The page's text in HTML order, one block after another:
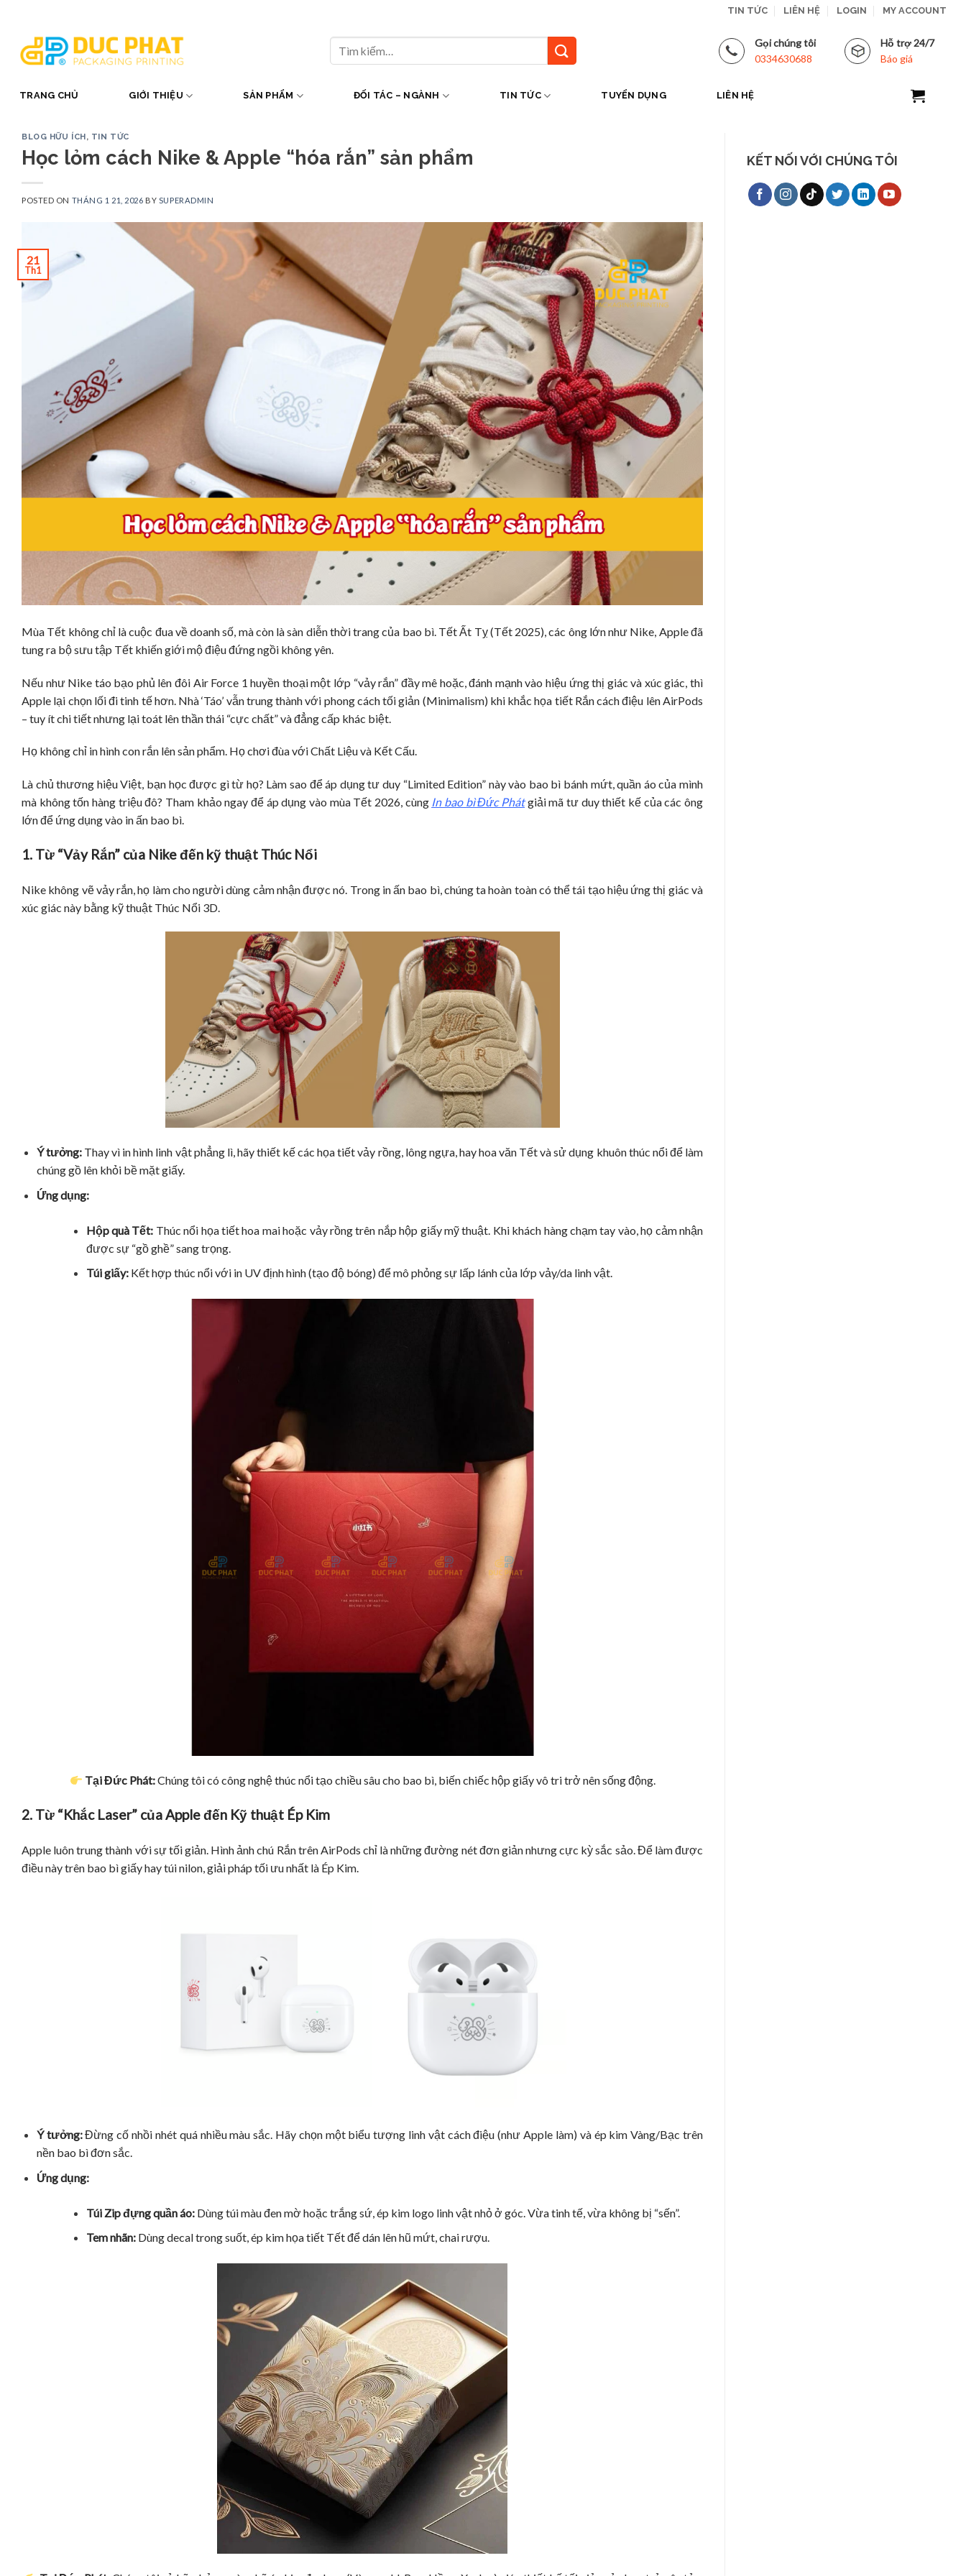
content
TIN TỨC LIÊN HỆ LOGIN MY ACCOUNT
kiếm:
Gọi chúng tôi
0334630688
Hỗ trợ 24/7
Báo giá
TRANG CHỦ GIỚI THIỆU SẢN PHẨM ĐỐI TÁC – NGÀNH TIN TỨC TUYỂN DỤNG LIÊN HỆ
BLOG HỮU ÍCH, TIN TỨC
Học lỏm cách Nike & Apple “hóa rắn” sản phẩm
POSTED ON THÁNG 1 21, 2026 BY SUPERADMIN
21
Th1
Mùa Tết không chỉ là cuộc đua về doanh số, mà còn là sàn diễn thời trang của bao bì. Tết Ất Tỵ (Tết 2025), các ông lớn như Nike, Apple đã
tung ra bộ sưu tập Tết khiến giới mộ điệu đứng ngồi không yên.
Nếu như Nike táo bạo phủ lên đôi Air Force 1 huyền thoại một lớp “vảy rắn” đầy mê hoặc, đánh mạnh vào hiệu ứng thị giác và xúc giác, thì
Apple lại chọn lối đi tinh tế hơn. Nhà ‘Táo’ vẫn trung thành với phong cách tối giản (Minimalism) khi khắc họa tiết Rắn cách điệu lên AirPods
– tuy ít chi tiết nhưng lại toát lên thần thái “cực chất” và đẳng cấp khác biệt.
Họ không chỉ in hình con rắn lên sản phẩm. Họ chơi đùa với Chất Liệu và Kết Cấu.
Là chủ thương hiệu Việt, bạn học được gì từ họ? Làm sao để áp dụng tư duy “Limited Edition” này vào bao bì bánh mứt, quần áo của mình
mà không tốn hàng triệu đô? Tham khảo ngay để áp dụng vào mùa Tết 2026, cùng In bao bì Đức Phátgiải mã tư duy thiết kế của các ông
lớn để ứng dụng vào in ấn bao bì.
1. Từ “Vảy Rắn” của Nike đến kỹ thuật Thúc Nổi
Nike không vẽ vảy rắn, họ làm cho người dùng cảm nhận được nó. Trong in ấn bao bì, chúng ta hoàn toàn có thể tái tạo hiệu ứng thị giác và
xúc giác này bằng kỹ thuật Thúc Nổi 3D.
Ý tưởng:Thay vì in hình linh vật phẳng lì, hãy thiết kế các họa tiết vảy rồng, lông ngựa, hay hoa văn Tết và sử dụng khuôn thúc nổi để làm
chúng gồ lên khỏi bề mặt giấy.
Ứng dụng:
Hộp quà Tết: Thúc nổi họa tiết hoa mai hoặc vảy rồng trên nắp hộp giấy mỹ thuật. Khi khách hàng chạm tay vào, họ cảm nhận
được sự “gồ ghề” sang trọng.
Túi giấy:Kết hợp thúc nổi với in UV định hình (tạo độ bóng) để mô phỏng sự lấp lánh của lớp vảy/da linh vật.
Tại Đức Phát:Chúng tôi có công nghệ thúc nổi tạo chiều sâu cho bao bì, biến chiếc hộp giấy vô tri trở nên sống động.
2. Từ “Khắc Laser” của Apple đến Kỹ thuật Ép Kim
Apple luôn trung thành với sự tối giản. Hình ảnh chú Rắn trên AirPods chỉ là những đường nét đơn giản nhưng cực kỳ sắc sảo. Để làm được
điều này trên bao bì giấy hay túi nilon, giải pháp tối ưu nhất là Ép Kim.
Ý tưởng:Đừng cố nhồi nhét quá nhiều màu sắc. Hãy chọn một biểu tượng linh vật cách điệu (như Apple làm) và ép kim Vàng/Bạc trên
nền bao bì đơn sắc.
Ứng dụng:
Túi Zip đựng quần áo:Dùng túi màu đen mờ hoặc trắng sứ, ép kim logo linh vật nhỏ ở góc. Vừa tinh tế, vừa không bị “sến”.
Tem nhãn:Dùng decal trong suốt, ép kim họa tiết Tết để dán lên hũ mứt, chai rượu.
KẾT NỐI VỚI CHÚNG TÔI